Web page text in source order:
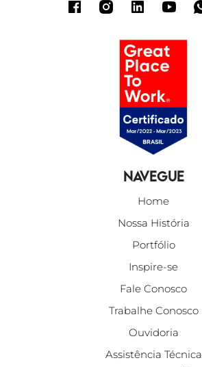
Navegue
Home
Nossa História
Portfólio
Inspire-se
Fale Conosco
Trabalhe Conosco
Ouvidoria
Assistência Técnica